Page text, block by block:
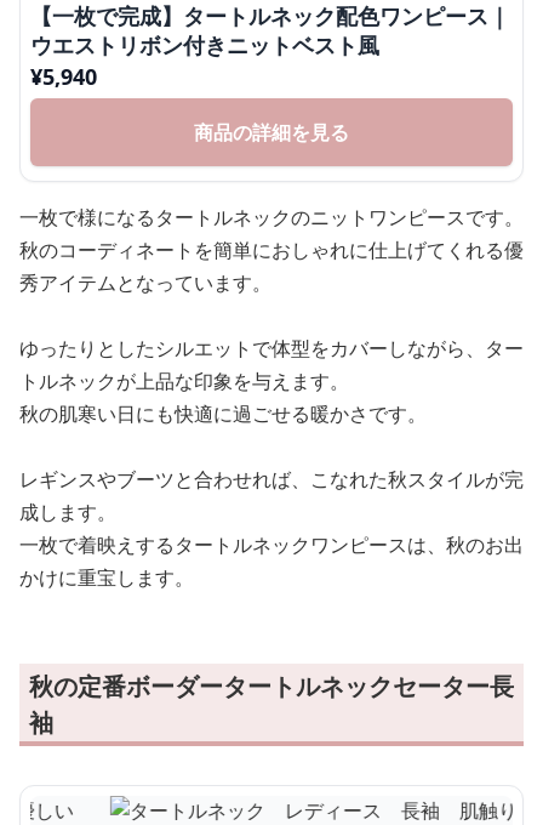
【一枚で完成】タートルネック配色ワンピース｜
ウエストリボン付きニットベスト風
¥5,940
商品の詳細を見る
一枚で様になるタートルネックのニットワンピースです。
秋のコーディネートを簡単におしゃれに仕上げてくれる優
秀アイテムとなっています。
ゆったりとしたシルエットで体型をカバーしながら、ター
トルネックが上品な印象を与えます。
秋の肌寒い日にも快適に過ごせる暖かさです。
レギンスやブーツと合わせれば、こなれた秋スタイルが完
成します。
一枚で着映えするタートルネックワンピースは、秋のお出
かけに重宝します。
秋の定番ボーダータートルネックセーター長
袖